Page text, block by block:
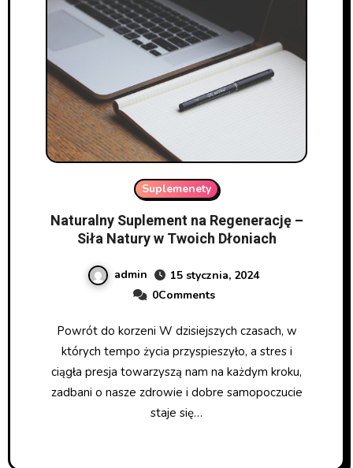
Suplemenety
Naturalny Suplement na Regenerację –
Siła Natury w Twoich Dłoniach
admin
15 stycznia, 2024
0Comments
Powrót do korzeni W dzisiejszych czasach, w
których tempo życia przyspieszyło, a stres i
ciągła presja towarzyszą nam na każdym kroku,
zadbani o nasze zdrowie i dobre samopoczucie
staje się…